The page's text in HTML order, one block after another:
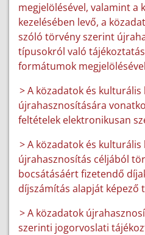
megjelölésével, valamint a
kezelésében levő, a
szóló törvény szerint
típusokról való
formátumok megjelölésével
> A közadatok és
újrahasznosítására
feltételek elektronikusan
> A közadatok és
újrahasznosítás céljából
bocsátásáért fizetendő
díjszámítás alapját képező
> A közadatok
szerinti jogorvoslati